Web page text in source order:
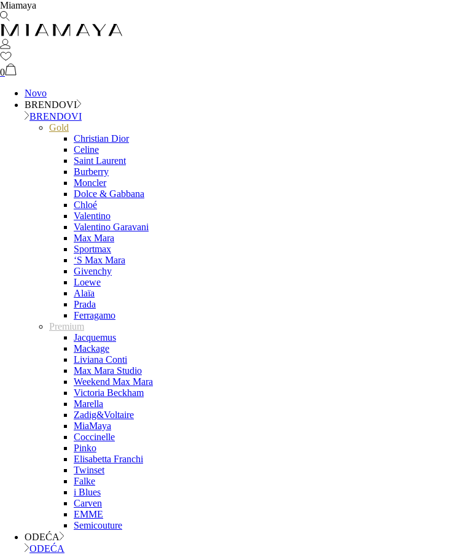
Miamaya
0
Novo
BRENDOVI
BRENDOVI
Gold
Christian Dior
Celine
Saint Laurent
Burberry
Moncler
Dolce & Gabbana
Chloé
Valentino
Valentino Garavani
Max Mara
Sportmax
‘S Max Mara
Givenchy
Loewe
Alaïa
Prada
Ferragamo
Premium
Jacquemus
Mackage
Liviana Conti
Max Mara Studio
Weekend Max Mara
Victoria Beckham
Marella
Zadig&Voltaire
MiaMaya
Coccinelle
Pinko
Elisabetta Franchi
Twinset
Falke
i Blues
Carven
EMME
Semicouture
ODEĆA
ODEĆA